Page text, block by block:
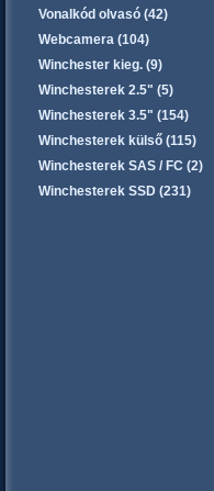
Vonalkód olvasó (42)
Webcamera (104)
Winchester kieg. (9)
Winchesterek 2.5" (5)
Winchesterek 3.5" (154)
Winchesterek külső (115)
Winchesterek SAS / FC (2)
Winchesterek SSD (231)